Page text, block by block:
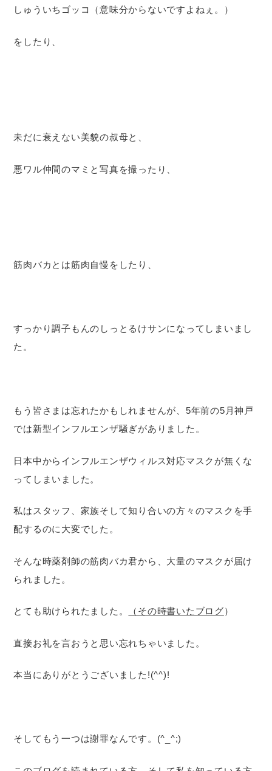
しゅういちゴッコ（意味分からないですよねぇ。）
をしたり、
未だに衰えない美貌の叔母と、
悪ワル仲間のマミと写真を撮ったり、
筋肉バカとは筋肉自慢をしたり、
すっかり調子もんのしっとるけサンになってしまいまし
た。
もう皆さまは忘れたかもしれませんが、5年前の5月神戸
では新型インフルエンザ騒ぎがありました。
日本中からインフルエンザウィルス対応マスクが無くな
ってしまいました。
私はスタッフ、家族そして知り合いの方々のマスクを手
配するのに大変でした。
そんな時薬剤師の筋肉バカ君から、大量のマスクが届け
られました。
とても助けられたました。 （その時書いたブログ）
直接お礼を言おうと思い忘れちゃいました。
本当にありがとうございました!(^^)!
そしてもう一つは謝罪なんです。(^_^;)